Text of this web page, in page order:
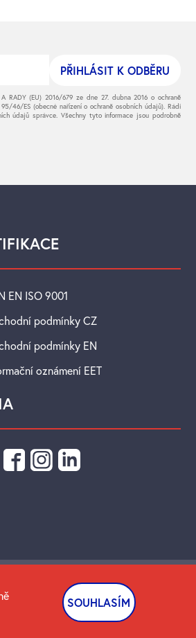
RADY (EU) 2016/679 ze dne 27. dubna 2016 o ochraně
46/ES (obecné nařízení o ochraně osobních údajů). Rádi
údajů správce. Všechny tyto informace jsou podrobně
EN ISO 9001
podmínky CZ
podmínky EN
oznámení EET
Digitální agenturaDIGISHOCK
SOUHLASÍM